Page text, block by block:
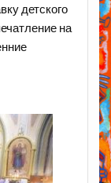
детского
на